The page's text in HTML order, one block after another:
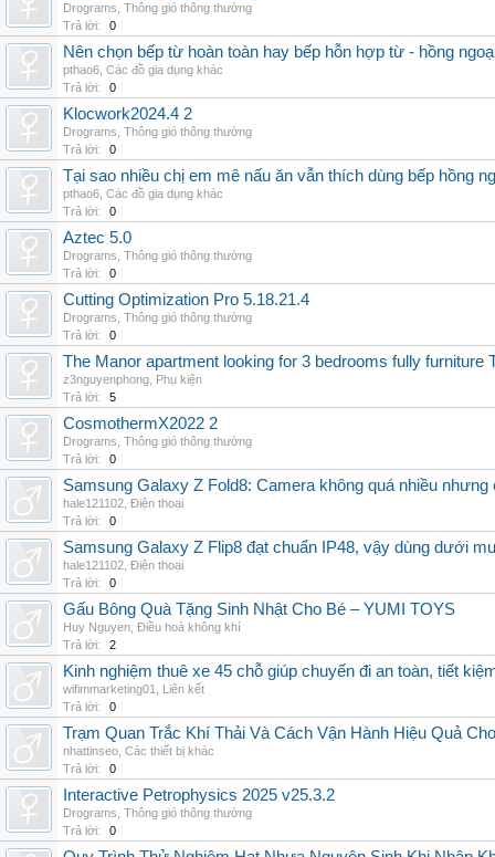
Drograms Thông gió thông thường
Trả lời:
0
Nên chọn bếp từ hoàn toàn hay bếp hỗn hợp từ - hồng
pthao6 Các đồ gia dụng khác
Trả lời:
0
Klocwork2024.4 2
Drograms Thông gió thông thường
Trả lời:
0
Tại sao nhiều chị em mê nấu ăn vẫn thích dùng bếp hồng
pthao6 Các đồ gia dụng khác
Trả lời:
0
Aztec 5.0
Drograms Thông gió thông thường
Trả lời:
0
Cutting Optimization Pro 5.18.21.4
Drograms Thông gió thông thường
Trả lời:
0
The Manor apartment looking for 3 bedrooms fully furniture
z3nguyenphong Phụ kiện
Trả lời:
5
CosmothermX2022 2
Drograms Thông gió thông thường
Trả lời:
0
Samsung Galaxy Z Fold8: Camera không quá nhiều nhưng
hale121102 Điện thoại
Trả lời:
0
Samsung Galaxy Z Flip8 đạt chuẩn IP48, vậy dùng dưới
hale121102 Điện thoại
Trả lời:
0
Gấu Bông Quà Tặng Sinh Nhật Cho Bé – YUMI TOYS
Huy Nguyen Điều hoà không khí
Trả lời:
2
Kinh nghiệm thuê xe 45 chỗ giúp chuyến đi an toàn, tiết
wifimmarketing01
Liên kết
Trả lời:
0
Trạm Quan Trắc Khí Thải Và Cách Vận Hành Hiệu Quả
nhattinseo Các thiết bị khác
Trả lời:
0
Interactive Petrophysics 2025 v25.3.2
Drograms Thông gió thông thường
Trả lời:
0